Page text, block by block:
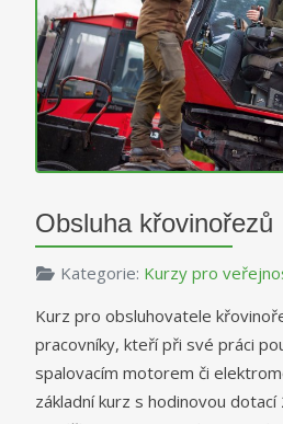
Obsluha křovinořezů
Kategorie: Kurzy pro
Kurz pro obsluhovatele
pracovníky, kteří při své práci
spalovacím motorem či
základní kurz s hodinovou dotací